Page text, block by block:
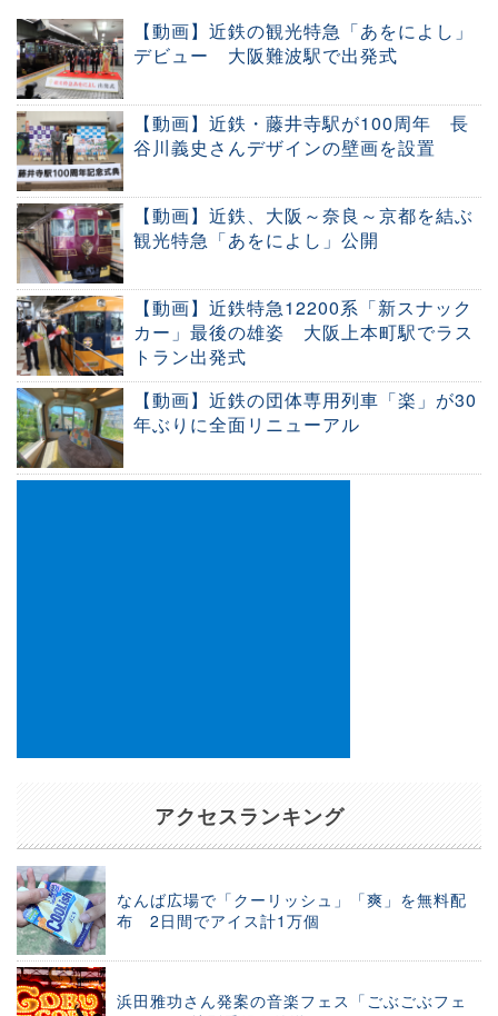
【動画】近鉄の観光特急「あをによし」
デビュー 大阪難波駅で出発式
【動画】近鉄・藤井寺駅が100周年 長
谷川義史さんデザインの壁画を設置
【動画】近鉄、大阪～奈良～京都を結ぶ
観光特急「あをによし」公開
【動画】近鉄特急12200系「新スナック
カー」最後の雄姿 大阪上本町駅でラス
トラン出発式
【動画】近鉄の団体専用列車「楽」が30
年ぶりに全面リニューアル
アクセスランキング
なんば広場で「クーリッシュ」「爽」を無料配
布 2日間でアイス計1万個
浜田雅功さん発案の音楽フェス「ごぶごぶフェ